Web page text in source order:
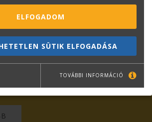
ELFOGADOM
SÜTIK ELFOGADÁSA
TOVÁBBI INFORMÁCIÓ